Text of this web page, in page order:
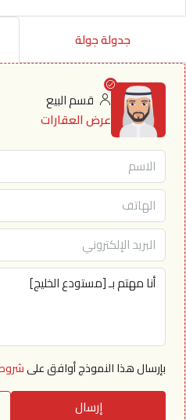
جدولة جولة
قسم البيع
عرض العقارات
بإرسال هذا النموذج أوافق على
إرسال